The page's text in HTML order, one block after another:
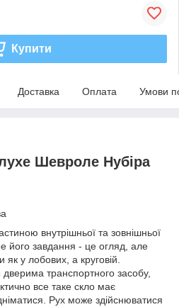
Купити
Доставка Оплата Умови
Шевроле Нубіра
внутрішньої та зовнішньої
його завдання - це огляд, але
як у лобових, а круговій.
транспортного засобу,
все таке скло має
Рух може здійснюватися